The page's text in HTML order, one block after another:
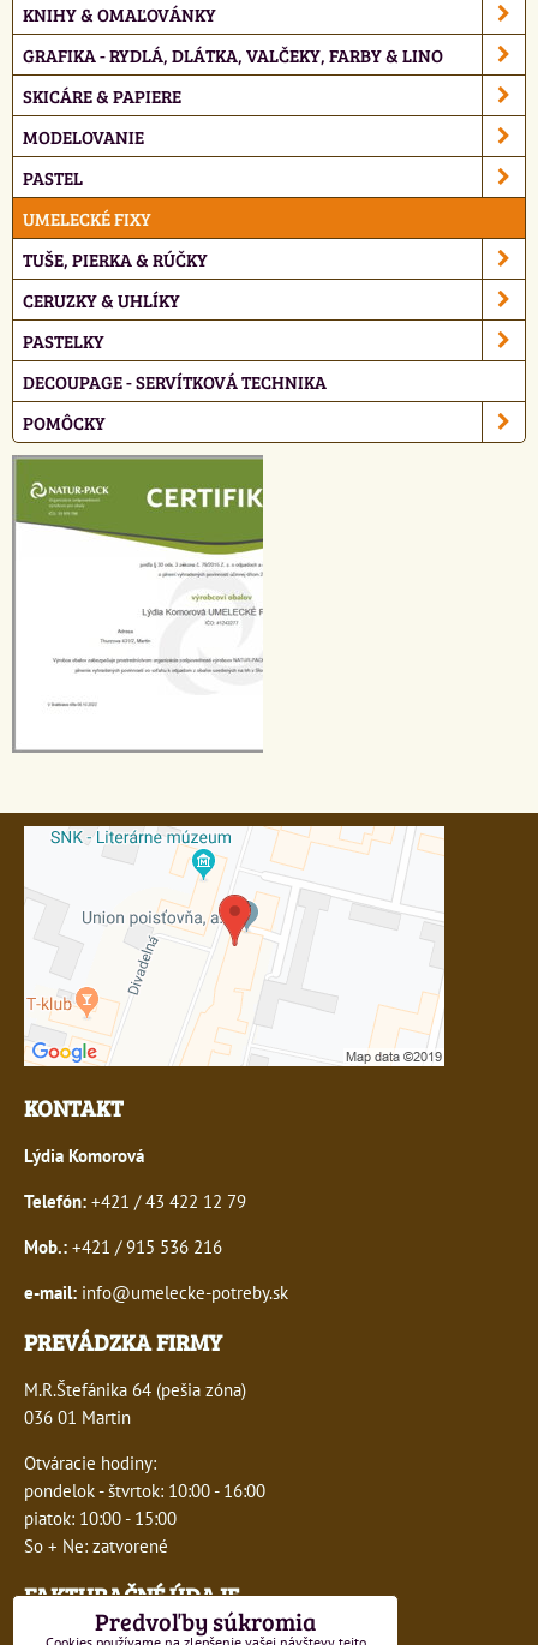
KNIHY & OMAĽOVÁNKY
GRAFIKA - RYDLÁ, DLÁTKA, VALČEKY, FARBY & LINO
SKICÁRE & PAPIERE
MODELOVANIE
PASTEL
UMELECKÉ FIXY
TUŠE, PIERKA & RÚČKY
CERUZKY & UHLÍKY
PASTELKY
DECOUPAGE - SERVÍTKOVÁ TECHNIKA
POMÔCKY
KONTAKT
Lýdia Komorová
Telefón: +421 / 43 422 12 79
Mob.: +421 / 915 536 216
e-mail: info@umelecke-potreby.sk
PREVÁDZKA FIRMY
M.R.Štefánika 64 (pešia zóna)
036 01 Martin
Otváracie hodiny:
pondelok - štvrtok: 10:00 - 16:00
piatok: 10:00 - 15:00
So + Ne: zatvorené
FAKTURAČNÉ ÚDAJE
Predvoľby súkromia